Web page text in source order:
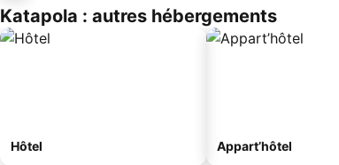
Katapola : autres hébergements
Hôtel Appart’hôtel